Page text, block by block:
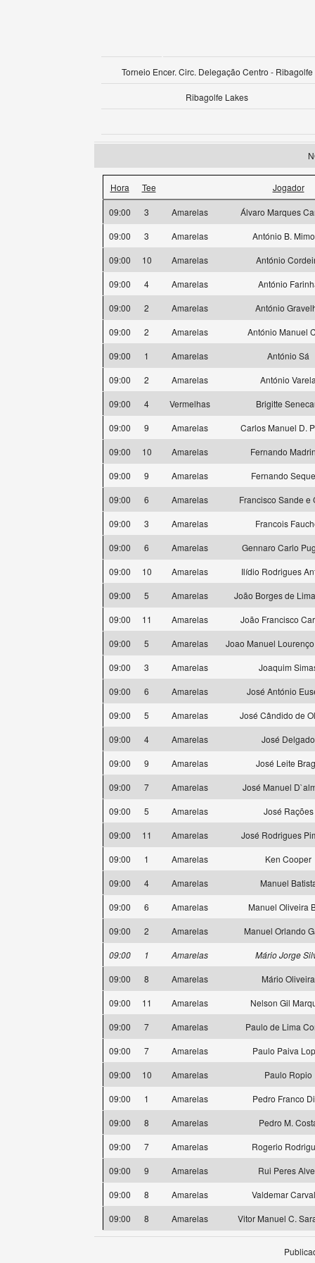
Torneio Encer. Circ. Delegação Centro - Ribagolfe
Ribagolfe Lakes
Hora Tee Jogador
09:00 3 Amarelas
Álvaro Marques
09:00
3 Amarelas
António B.
09:00
10 Amarelas
António
09:00
4 Amarelas
António
09:00
2 Amarelas
António
09:00
2 Amarelas
António Manuel
09:00
1 Amarelas
António Sá
09:00
2 Amarelas
António
09:00
4 Vermelhas
Brigitte
09:00
9 Amarelas
Carlos Manuel D.
09:00
10 Amarelas
Fernando
09:00
9 Amarelas
Fernando
09:00
6 Amarelas
Francisco Sande e
09:00
3 Amarelas
Francois
09:00
6 Amarelas
Gennaro Carlo
09:00
10 Amarelas
Ilídio Rodrigues
09:00
5 Amarelas
João Borges de
09:00
11 Amarelas
João Francisco
09:00
5 Amarelas
Joao Manuel
09:00
3 Amarelas
Joaquim
09:00
6 Amarelas
José António
09:00
5 Amarelas
José Cândido de
09:00
4 Amarelas
José Delgado
09:00
9 Amarelas
José Leite
09:00
7 Amarelas
José Manuel
09:00
5 Amarelas
José Rações
09:00
11 Amarelas
José Rodrigues
09:00
1 Amarelas
Ken Cooper
09:00
4 Amarelas
Manuel
09:00
6 Amarelas
Manuel Oliveira
09:00
2 Amarelas
Manuel Orlando
09:00
1 Amarelas
Mário Jorge
09:00
8 Amarelas
Mário Oliveira
09:00
11 Amarelas
Nelson Gil
09:00
7 Amarelas
Paulo de Lima
09:00
7 Amarelas
Paulo Paiva
09:00
10 Amarelas
Paulo Ropio
09:00
1 Amarelas
Pedro Franco
09:00
8 Amarelas
Pedro M.
09:00
7 Amarelas
Rogerio
09:00
9 Amarelas
Rui Peres
09:00
8 Amarelas
Valdemar
09:00
8 Amarelas Vitor Manuel C.